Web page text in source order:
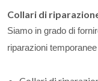
Collari di
Siamo in grado di
riparazioni